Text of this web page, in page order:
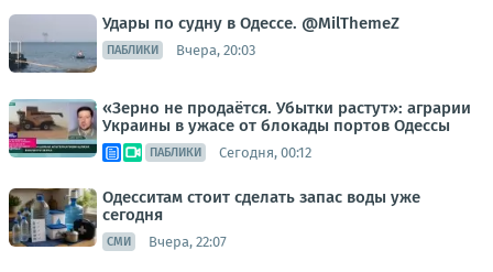
Удары по судну в Одессе. @MilThemeZ
ПАБЛИКИ Вчера, 20:03
«Зерно не продаётся. Убытки растут»: аграрии
Украины в ужасе от блокады портов Одессы
ПАБЛИКИ Сегодня, 00:12
Одесситам стоит сделать запас воды уже
сегодня
СМИ Вчера, 22:07